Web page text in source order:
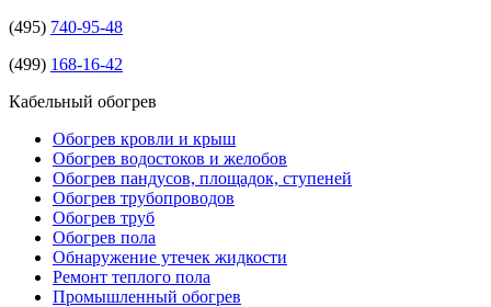
(495) 740-95-48
(499) 168-16-42
Кабельный обогрев
Обогрев кровли и крыш
Обогрев водостоков и желобов
Обогрев пандусов, площадок, ступеней
Обогрев трубопроводов
Обогрев труб
Обогрев пола
Обнаружение утечек жидкости
Ремонт теплого пола
Промышленный обогрев